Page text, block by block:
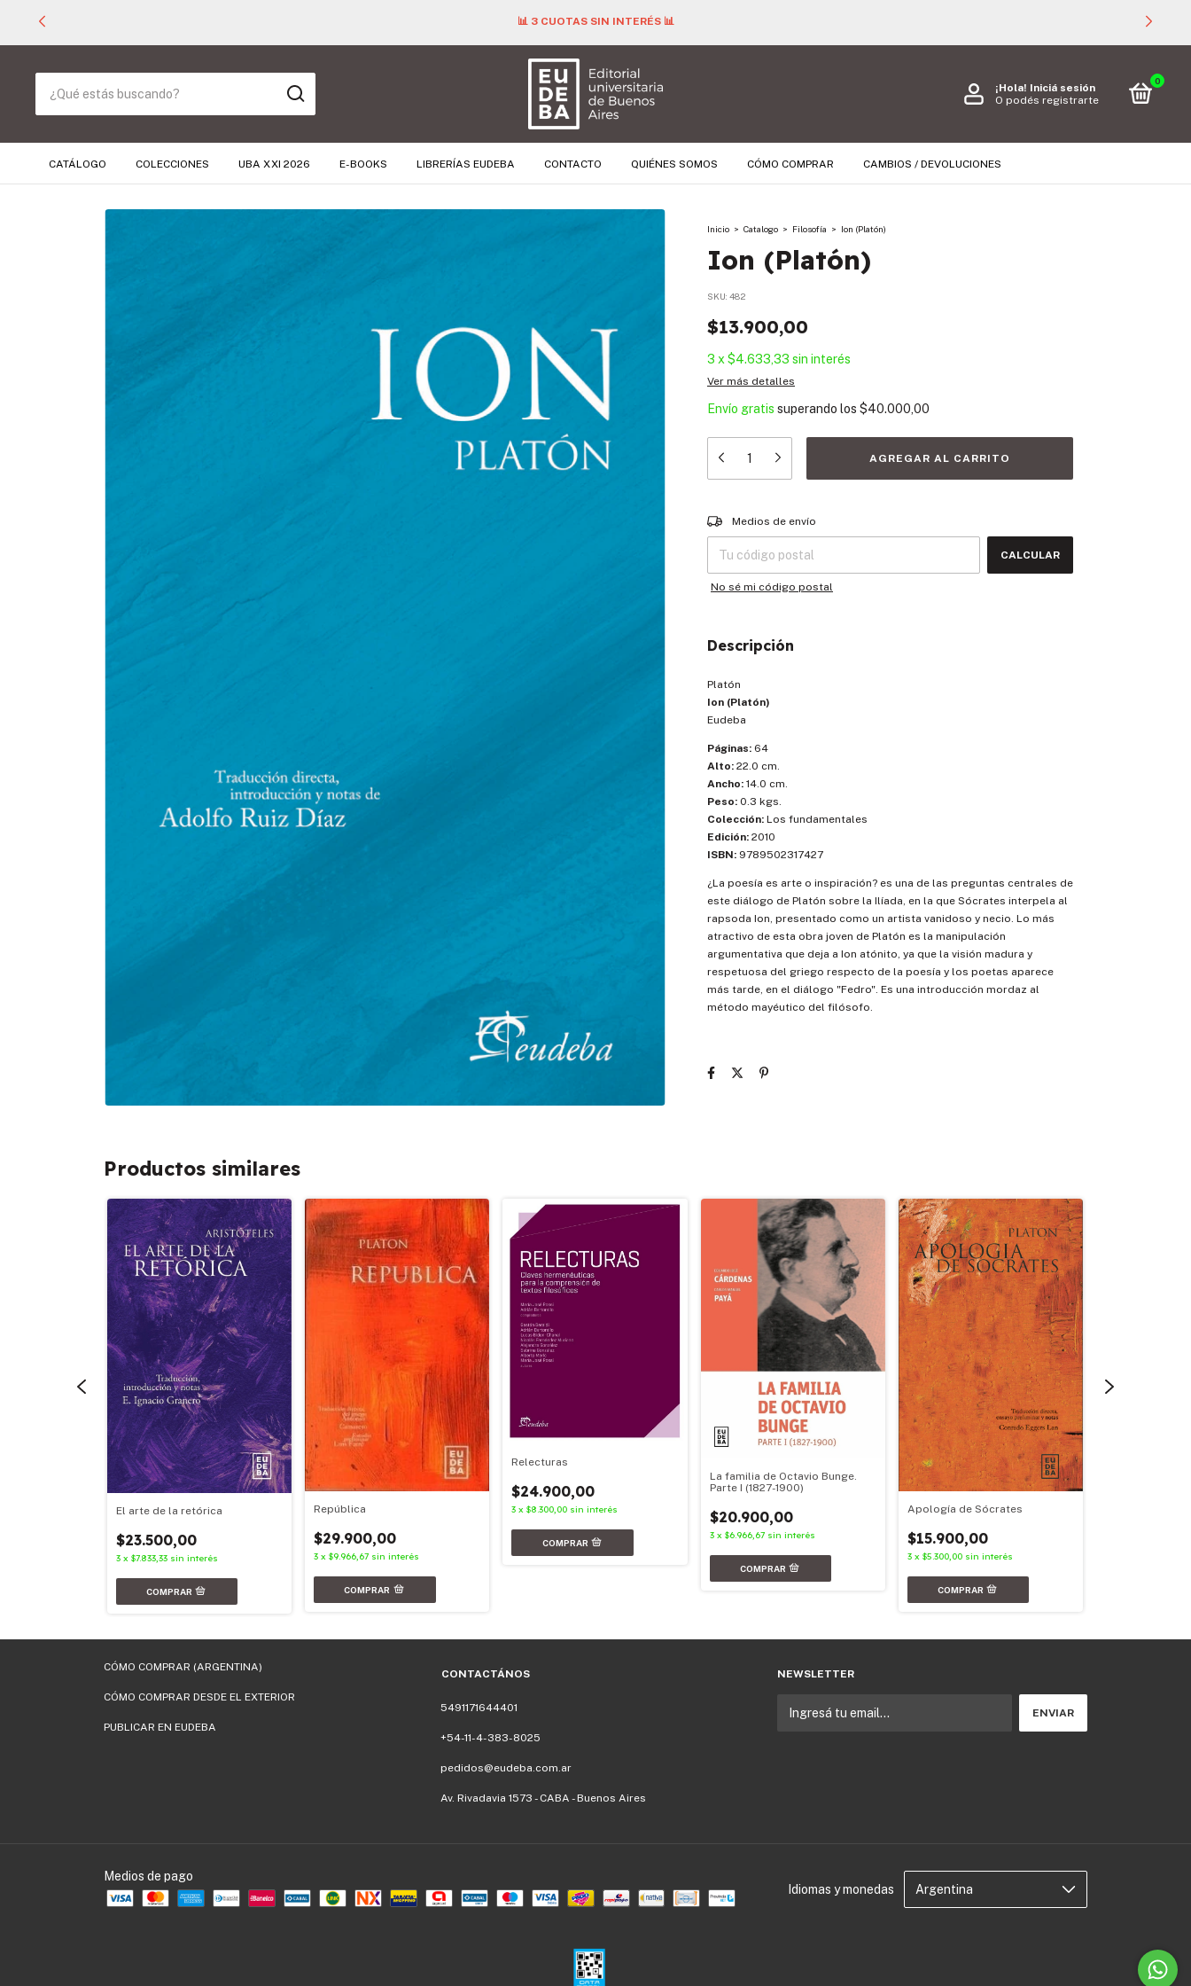
📊 3 CUOTAS SIN INTERÉS 📊
¡Hola! Iniciá sesión
O podés registrarte
0
CATÁLOGO COLECCIONES UBA XXI 2026 E-BOOKS LIBRERÍAS EUDEBA CONTACTO QUIÉNES SOMOS CÓMO COMPRAR CAMBIOS / DEVOLUCIONES
Inicio > Catalogo > Filosofía > Ion (Platón)
Ion (Platón)
SKU: 482
$13.900,00
3 x $4.633,33 sin interés
Ver más detalles
Envío gratis superando los $40.000,00
Entregas para el CP:
Medios de envío
CALCULAR
No sé mi código postal
Descripción
Platón
Ion (Platón)
Eudeba
Páginas: 64
Alto: 22.0 cm.
Ancho: 14.0 cm.
Peso: 0.3 kgs.
Colección: Los fundamentales
Edición: 2010
ISBN: 9789502317427
¿La poesía es arte o inspiración? es una de las preguntas centrales de
este diálogo de Platón sobre la Ilíada, en la que Sócrates interpela al
rapsoda Ion, presentado como un artista vanidoso y necio. Lo más
atractivo de esta obra joven de Platón es la manipulación
argumentativa que deja a Ion atónito, ya que la visión madura y
respetuosa del griego respecto de la poesía y los poetas aparece
más tarde, en el diálogo "Fedro". Es una introducción mordaz al
método mayéutico del filósofo.
Productos similares
El arte de la retórica
$23.500,00
3 x $7.833,33 sin interés
República
$29.900,00
3 x$9.966,67 sin interés
Relecturas
$24.900,00
3 x$8.300,00 sin interés
La familia de Octavio Bunge.
Parte I (1827-1900)
$20.900,00
3 x $6.966,67 sin interés
Apología de Sócrates
$15.900,00
3 x $5.300,00 sin interés
CÓMO COMPRAR (ARGENTINA)
CÓMO COMPRAR DESDE EL EXTERIOR
PUBLICAR EN EUDEBA
CONTACTÁNOS
5491171644401
+54-11-4-383-8025
pedidos@eudeba.com.ar
Av. Rivadavia 1573 - CABA - Buenos Aires
NEWSLETTER
Medios de pago
Idiomas y monedas